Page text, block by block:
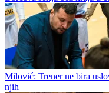
Najbolji košarkaš Jahorine
Najbolji igrač Jahorine